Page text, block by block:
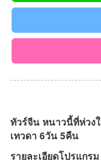
ทัวร์จีน หนาวนี้ที่ห่วง
เทวดา 6วัน 5คืน
รายละเอียดโปรแกรม